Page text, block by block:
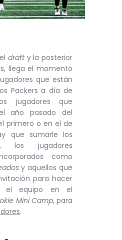
draft y la posterior
llega el momento
que están
Packers a día de
jugadores que
año pasado del
primero o en el de
que sumarle los
los jugadores
como
y aquellos que
para hacer
el equipo en el
Mini Camp, para
.